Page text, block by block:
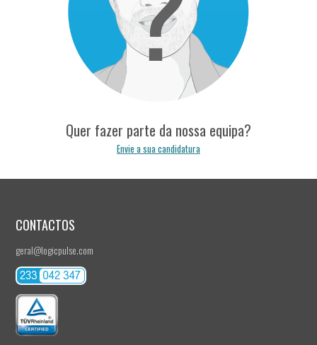
rafael.dava@logicpulse.com
Quer fazer parte da nossa equipa?
Envie a sua candidatura
CONTACTOS
geral@logicpulse.com